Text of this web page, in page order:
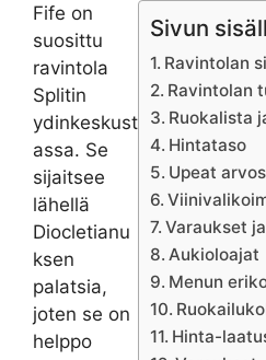
Sivun
Ravintolan
Ravintolan
Ruokalista
Hintataso
Upeat
Varaukset
Aukioloajat
Menun
Hinta-
Fife on
suosittu
ravintola
Splitin
ydinkeskust
assa. Se
sijaitsee
lähellä
Diocletianu
ksen
palatsia,
joten se on
helppo